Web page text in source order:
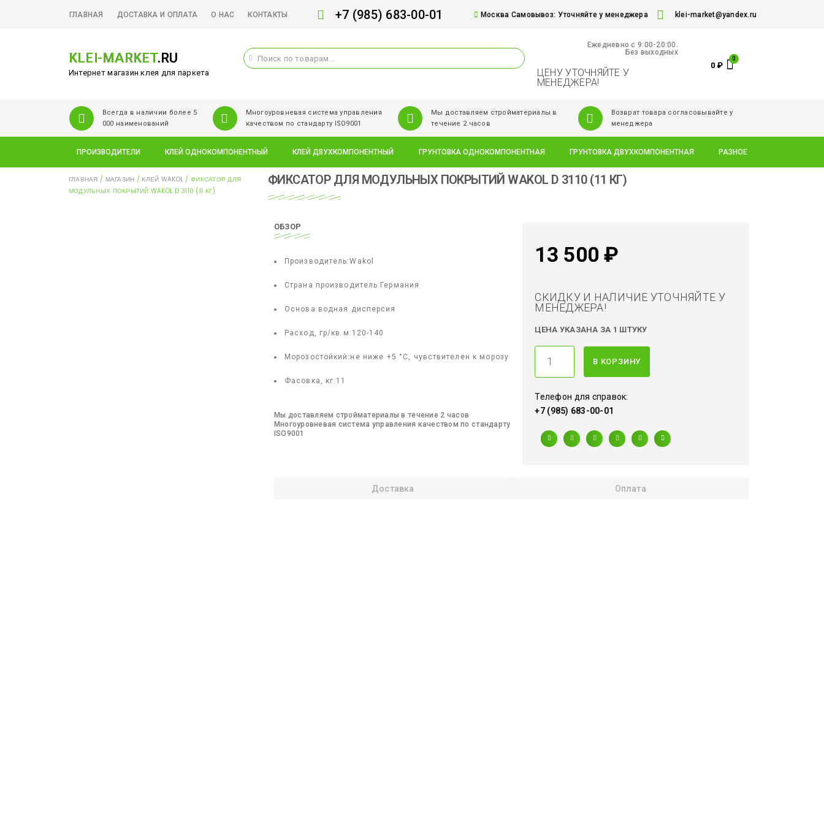
ГЛАВНАЯ ДОСТАВКА И ОПЛАТА О НАС КОНТАКТЫ +7 (985) 683-00-01 Москва Самовывоз: Уточняйте у менеджера klei-market@yandex.ru
KLEI-MARKET.RU
Интернет магазин клея для паркета
Ежедневно c 9:00-20:00.
Без выходных
ЦЕНУ УТОЧНЯЙТЕ У
МЕНЕДЖЕРА!
0₽
Всегда в наличии более 5
000 наименований
Многоуровневая система управления
качеством по стандарту ISO9001
Мы доставляем стройматериалы в
течение 2 часов
Возврат товара согласовывайте у
менеджера
ПРОИЗВОДИТЕЛИ КЛЕЙ ОДНОКОМПОНЕНТНЫЙ КЛЕЙ ДВУХКОМПОНЕНТНЫЙ ГРУНТОВКА ОДНОКОМПОНЕНТНАЯ ГРУНТОВКА ДВУХКОМПОНЕНТНАЯ РАЗНОЕ
ГЛАВНАЯ / МАГАЗИН / КЛЕЙ WAKOL / ФИКСАТОР ДЛЯ
МОДУЛЬНЫХ ПОКРЫТИЙ WAKOL D 3110 (11 КГ)
ФИКСАТОР ДЛЯ МОДУЛЬНЫХ ПОКРЫТИЙ WAKOL D 3110 (11 КГ)
ОБЗОР
Производитель:Wakol
Страна производитель: Германия
Основа:водная дисперсия
Расход, гр/кв.м: 120-140
Морозостойкий: не ниже +5 °C, чувствителен к морозу
Фасовка, кг: 11
Мы доставляем стройматериалы в течение 2 часов
Многоуровневая система управления качеством по стандарту
ISO9001
13 500₽
СКИДКУ И НАЛИЧИЕ УТОЧНЯЙТЕ У
МЕНЕДЖЕРА!
ЦЕНА УКАЗАНА ЗА 1 ШТУКУ
В КОРЗИНУ
Телефон для справок:
+7 (985) 683-00-01
Доставка Оплата